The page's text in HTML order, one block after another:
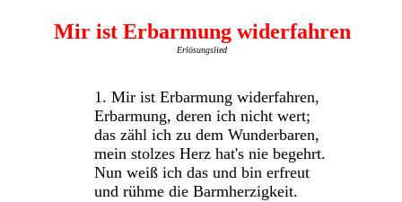
Mir ist Erbarmung widerfahren
Erlösungslied
1. Mir ist Erbarmung widerfahren,
Erbarmung, deren ich nicht wert;
das zähl ich zu dem Wunderbaren,
mein stolzes Herz hat's nie begehrt.
Nun weiß ich das und bin erfreut
und rühme die Barmherzigkeit.